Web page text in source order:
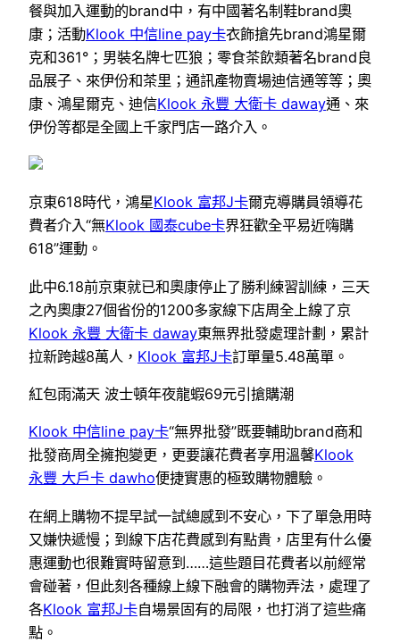
餐與加入運動的brand中，有中國著名制鞋brand奧
康；活動Klook 中信line pay卡衣飾搶先brand鴻星爾
克和361°；男裝名牌七匹狼；零食茶飲類著名brand良
品展子、來伊份和茶里；通訊產物賣場迪信通等等；奧
康、鴻星爾克、迪信Klook 永豐 大衛卡 daway通、來
伊份等都是全國上千家門店一路介入。
京東618時代，鴻星Klook 富邦J卡爾克導購員領導花
費者介入“無Klook 國泰cube卡界狂歡全平易近嗨購
618”運動。
此中6.18前京東就已和奧康停止了勝利練習訓練，三天
之內奧康27個省份的1200多家線下店周全上線了京
Klook 永豐 大衛卡 daway東無界批發處理計劃，累計
拉新跨越8萬人， Klook 富邦J卡訂單量5.48萬單。
紅包雨滿天 波士頓年夜龍蝦69元引搶購潮
Klook 中信line pay卡“無界批發”既要輔助brand商和
批發商周全擁抱變更，更要讓花費者享用溫馨Klook
永豐 大戶卡 dawho便捷實惠的極致購物體驗。
在網上購物不提早試一試總感到不安心，下了單急用時
又嫌快遞慢；到線下店花費感到有點貴，店里有什么優
惠運動也很難實時留意到……這些題目花費者以前經常
會碰著，但此刻各種線上線下融會的購物弄法，處理了
各Klook 富邦J卡自場景固有的局限，也打消了這些痛
點。